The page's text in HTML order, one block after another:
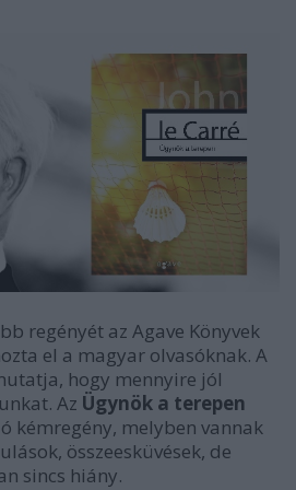
regényét az Agave Könyvek
el a magyar olvasóknak. A
hogy mennyire jól
Az Ügynök a terepen
kémregény, melyben vannak
összeesküvések, de
sincs hiány.